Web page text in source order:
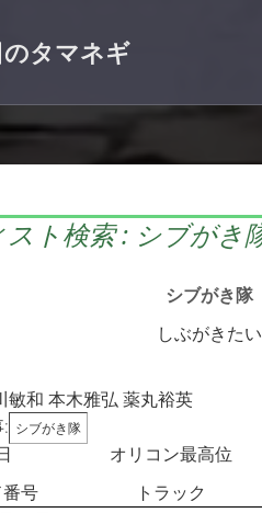
タマネギ
スト検索 : シブがき
シブがき隊
しぶがきたい
敏和 本木雅弘 薬丸裕英
シブがき隊
オリコン最高位
号
トラック